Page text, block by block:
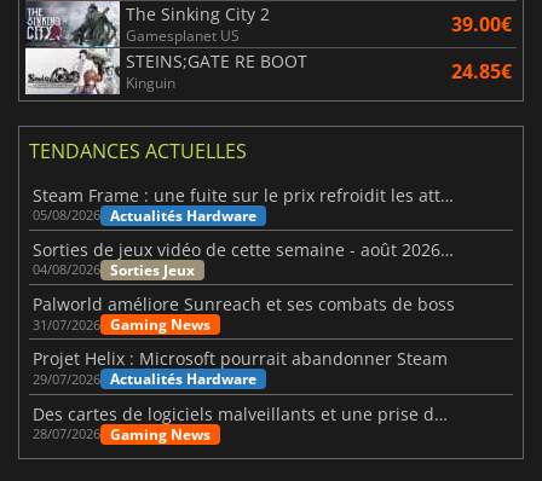
The Sinking City 2
Gamesplanet US 39.00€
STEINS;GATE RE BOOT
Kinguin 24.85€
TENDANCES ACTUELLES
Steam Frame : une fuite sur le prix refroidit les attentes VR
05/08/2026 Actualités Hardware
Sorties de jeux vidéo de cette semaine - août 2026 (semaine 32)
04/08/2026 Sorties Jeux
Palworld améliore Sunreach et ses combats de boss
31/07/2026 Gaming News
Projet Helix : Microsoft pourrait abandonner Steam
29/07/2026 Actualités Hardware
Des cartes de logiciels malveillants et une prise de contrôle de Discord ont touché Meccha Chameleon
28/07/2026 Gaming News